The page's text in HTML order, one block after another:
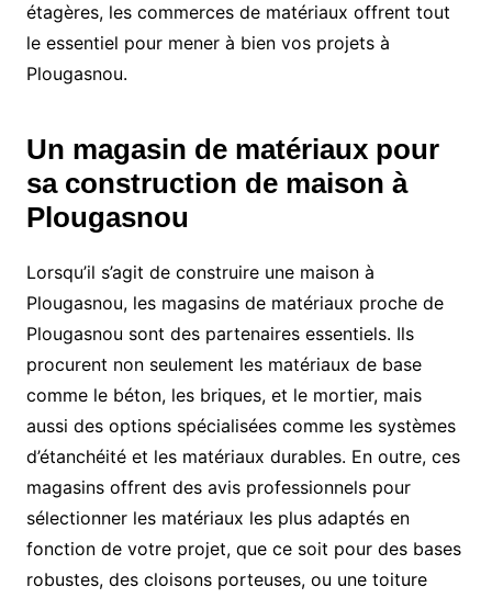
étagères, les commerces de matériaux offrent tout
le essentiel pour mener à bien vos projets à
Plougasnou.
Un magasin de matériaux pour
sa construction de maison à
Plougasnou
Lorsqu’il s’agit de construire une maison à
Plougasnou, les magasins de matériaux proche de
Plougasnou sont des partenaires essentiels. Ils
procurent non seulement les matériaux de base
comme le béton, les briques, et le mortier, mais
aussi des options spécialisées comme les systèmes
d’étanchéité et les matériaux durables. En outre, ces
magasins offrent des avis professionnels pour
sélectionner les matériaux les plus adaptés en
fonction de votre projet, que ce soit pour des bases
robustes, des cloisons porteuses, ou une toiture